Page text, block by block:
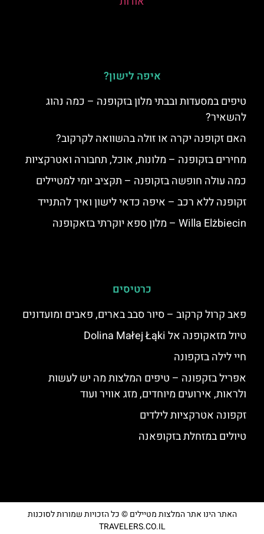
איפה לישון?
טיפים במסעדות ובבתי מלון בזקופנה – כמה נהוג
להשאיר?
האם זקופנה יקרה או זולה בהשוואה לקרקוב?
מחירים בזקופנה – מלונות, אוכל, תחבורה ואטרקציות
כמה עולה חופשה בזקופנה – תקציב יומי למטיילים
זקופנה ללא רכב – איפה כדאי לישון ואיך להתנייד
Willa Elżbiecin – מלון ספא יוקרתי בזאקופנה
כרטיסים
פאב קרול קרקוב – סיור סבב בארים, פאבים ומועדונים
טיול מזאקופנה אל Dolina Małej Łąki
חיי לילה בזקפונה
אפריל בזקפונה – טיפים המלצות מה יש לעשות
ולראות, אירועים מיוחדים, מזג אוויר ועוד
זקפונה אטרקציות לילדים
טיולים במזחלת בזקופאנה
האתר הינו אתר המלצות מטיילים © כל הזכויות שמורות לסוכנות
TRAVELERS.CO.IL